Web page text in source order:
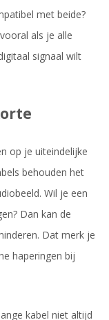
met beide?
als je alle
signaal wilt
op je uiteindelijke
behouden het
Wil je een
Dan kan de
Dat merk je
haperingen bij
kabel niet altijd